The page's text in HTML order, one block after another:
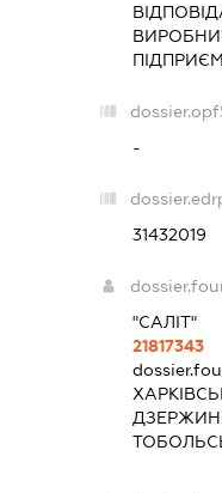
-
31432019
"САЛІТ"
21817343